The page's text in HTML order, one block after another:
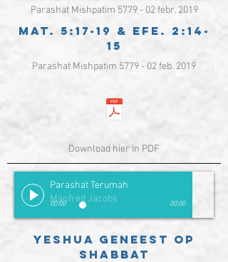
Parashat Mishpatim 5779 - 02 febr. 2019
Mat. 5:17-19 & EFE. 2:14-
15
Parashat Mishpatim 5779 - 02 feb. 2019
Download hier in PDF
Parashat Terumah
Manfred Jacobs
00:00 00:00
Yeshua geneest op
shabbat